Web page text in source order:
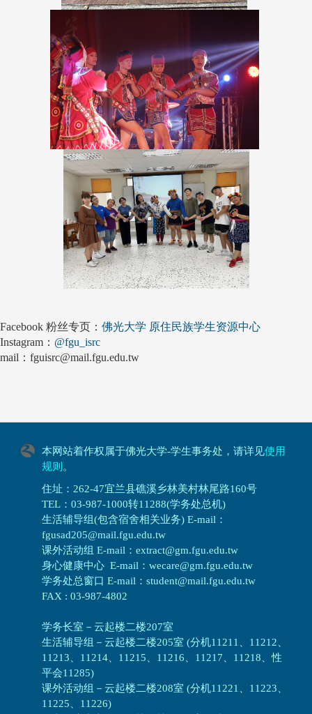
Facebook 粉丝专页： 佛光大学 原住民族学生资源中心
Instagram： @fgu_isrc
mail：fguisrc@mail.fgu.edu.tw
本网站着作权属于佛光大学-学生事务处，请详见使用
规则 。
住址：262-47宜兰县礁溪乡林美村林尾路160号
TEL：03-987-1000转11288(学务处总机)
生活辅导组(包含宿舍相关业务) E-mail：
fgusad205@mail.fgu.edu.tw
课外活动组 E-mail：extract@gm.fgu.edu.tw
身心健康中心 E-mail：wecare@gm.fgu.edu.tw
学务处总窗口 E-mail：student@mail.fgu.edu.tw
FAX : 03-987-4802
学务长室－云起楼二楼207室
生活辅导组 － 云起楼二楼205室 (分机11211、11212、
11213、11214、11215、11216、11217、11218、性
平会11285)
课外活动组 － 云起楼二楼208室 (分机11221、11223、
11225、11226)